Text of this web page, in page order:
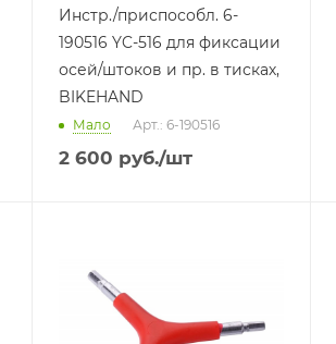
Инстр./приспособл. 6-
190516 YC-516 для фиксации
осей/штоков и пр. в тисках,
BIKEHAND
Мало Арт.: 6-190516
2 600 руб./шт